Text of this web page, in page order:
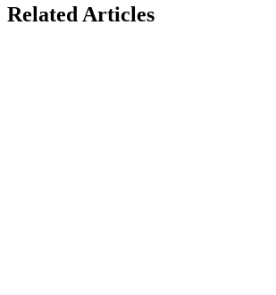
Related Articles